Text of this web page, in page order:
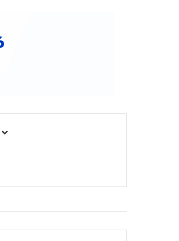
da educação